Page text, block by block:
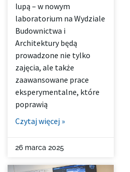
lupą – w nowym
laboratorium na Wydziale
Budownictwa i
Architektury będą
prowadzone nie tylko
zajęcia, ale także
zaawansowane prace
eksperymentalne, które
poprawią
Czytaj więcej »
26 marca 2025